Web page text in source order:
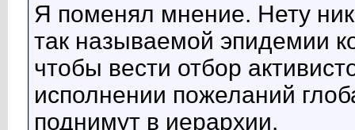
Я поменял мнение. Нету
так называемой эпидемии
чтобы вести отбор
исполнении пожеланий
поднимут в иерархии.